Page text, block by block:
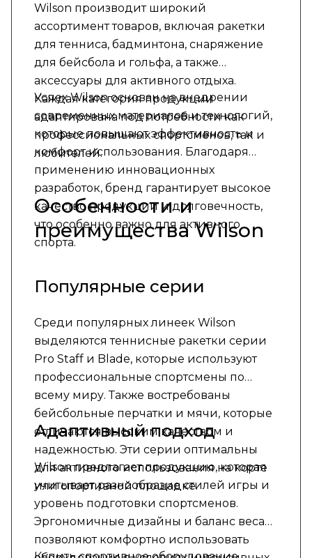
Wilson производит широкий
ассортимент товаров, включая ракетки
для тенниса, бадминтона, снаряжение
для бейсбола и гольфа, а также
аксессуары для активного отдыха.
Каждая категория продукции
адаптирована под потребности как
профессиональных спортсменов, так и
любителей.
Успех Wilson основан на внедрении
современных материалов и технологий,
которые повышают эффективность и
комфорт использования. Благодаря
применению инновационных
разработок, бренд гарантирует высокое
качество продукции и долговечность,
что особенно важно для активного
спорта.
Особенности и
преимущества Wilson
Популярные серии
Среди популярных линеек Wilson
выделяются теннисные ракетки серии
Pro Staff и Blade, которые используют
профессиональные спортсмены по
всему миру. Также востребованы
бейсбольные перчатки и мячи, которые
отличаются высоким качеством и
надежностью. Эти серии оптимальны
для активного использования на корте
или спортивной площадке.
Адаптивный подход
Wilson предлагает продукцию, которая
учитывает разнообразие стилей игры и
уровень подготовки спортсменов.
Эргономичные дизайны и баланс веса
позволяют комфортно использовать